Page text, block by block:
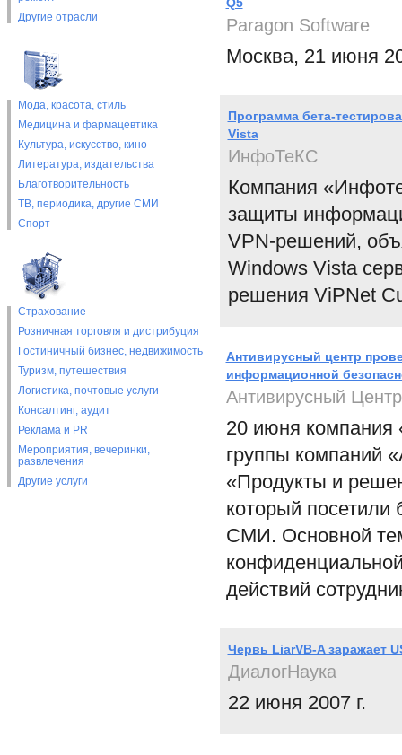
Другие отрасли
Мода, красота, стиль
Медицина и фармацевтика
Культура, искусство, кино
Литература, издательства
Благотворительность
ТВ, периодика, другие СМИ
Спорт
Страхование
Розничная торговля и дистрибуция
Гостиничный бизнес, недвижимость
Туризм, путешествия
Логистика, почтовые услуги
Консалтинг, аудит
Реклама и PR
Мероприятия, вечеринки,
развлечения
Другие услуги
Paragon Software
Москва, 21 июня
Программа бета-
Vista
ИнфоТеКС
Компания
защиты
VPN-решений,
Windows Vista
решения ViPNet
Антивирусный центр
информационной
Антивирусный Центр
20 июня компания
группы компаний
«Продукты и
который посетили
СМИ. Основной
действий
Червь LiarVB-A заражает
ДиалогНаука
22 июня 2007 г.